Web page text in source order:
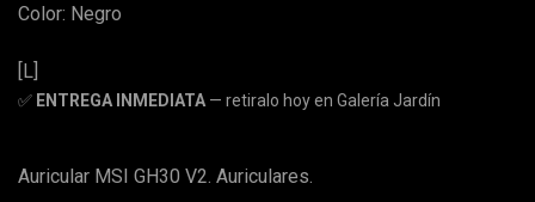
Color: Negro
[L]
✅ ENTREGA INMEDIATA — retiralo hoy en Galería Jardín
Auricular MSI GH30 V2. Auriculares.